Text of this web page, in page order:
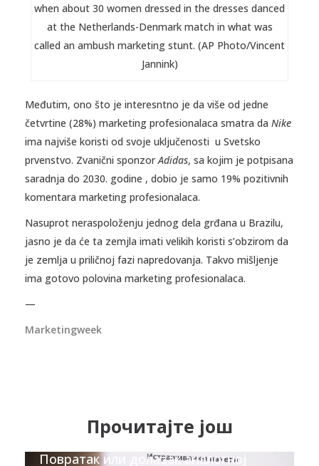
when about 30 women dressed in the dresses danced
at the Netherlands-Denmark match in what was
called an ambush marketing stunt. (AP Photo/Vincent
Jannink)
Međutim, ono što je interesntno je da više od jedne
četvrtine (28%) marketing profesionalaca smatra da Nike
ima najviše koristi od svoje uključenosti u Svetsko
prvenstvo. Zvanični sponzorAdidas, sa kojim je potpisana
saradnja do 2030. godine , dobio je samo 19% pozitivnih
komentara marketing profesionalaca.
Nasuprot neraspoloženju jednog dela grđana u Brazilu,
jasno je da će ta zemjla imati velikih koristi s’obzirom da
je zemlja u priličnoj fazi napredovanja. Takvo mišljenje
ima gotovo polovina marketing profesionalaca.
—
Marketingweek
Прочитајте још
Повратак или долазак аналогној